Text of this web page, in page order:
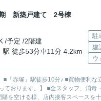
期 新築戸建て 2号棟
/予定 /2階建
駅 徒歩53分車11分 4.2km
駐
建
ウ
「赤塚」駅徒歩10分♪ ■買物便利
おります。】 ■全スタッフ、消
を空ける様、店内接客スペースを